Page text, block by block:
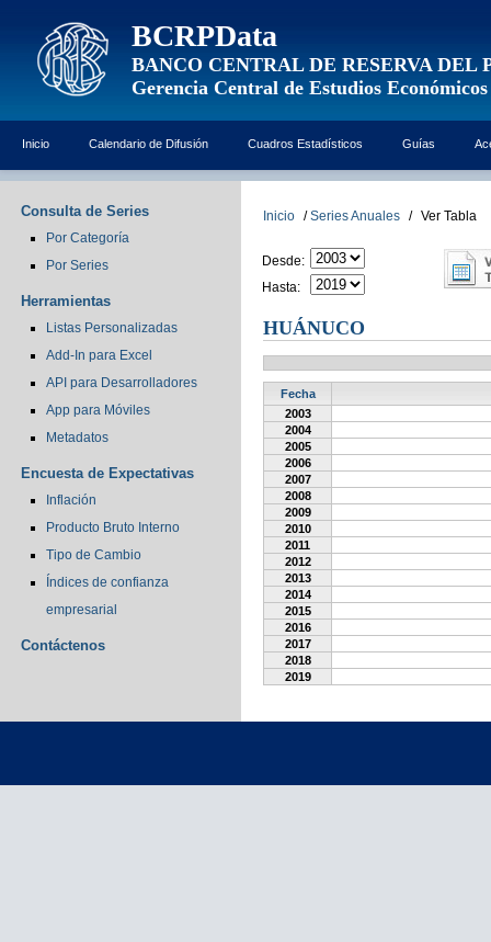
BCRPData
BANCO CENTRAL DE RESERVA DEL
Gerencia Central de Estudios Económicos
Inicio Calendario de Difusión Cuadros Estadísticos Guías
Consulta de Series
Por Categoría
Por Series
Herramientas
Listas Personalizadas
Add-In para Excel
API para Desarrolladores
App para Móviles
Metadatos
Encuesta de Expectativas
Inflación
Producto Bruto Interno
Tipo de Cambio
Índices de confianza
empresarial
Contáctenos
Inicio / Series Anuales / Ver Tabla
Desde:
Hasta:
HUÁNUCO
Fecha
2003
2004
2005
2006
2007
2008
2009
2010
2011
2012
2013
2014
2015
2016
2017
2018
2019